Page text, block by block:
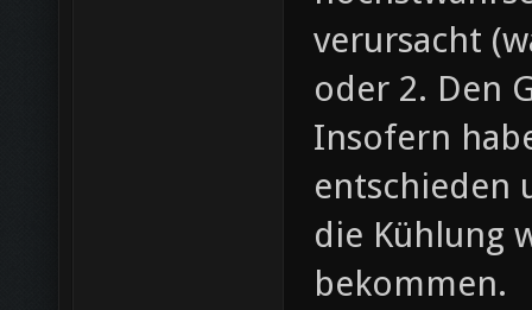
verursacht
oder 2. Den
Insofern
entschieden
die Kühlung
bekommen.